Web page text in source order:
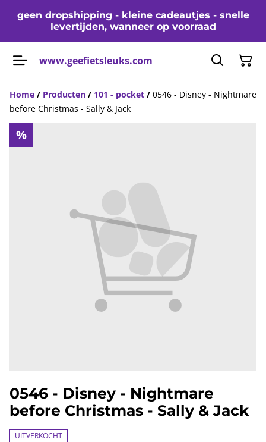
geen dropshipping - kleine cadeautjes - snelle
levertijden, wanneer op voorraad
www.geefietsleuks.com
Home / Producten / 101 - pocket / 0546 - Disney - Nightmare
before Christmas - Sally & Jack
%
0546 - Disney - Nightmare
before Christmas - Sally & Jack
UITVERKOCHT